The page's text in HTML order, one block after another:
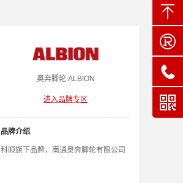
奥奔脚轮ALBION
进入品牌专区
品牌介绍
科顺旗下品牌，南通奥奔脚轮有限公司



